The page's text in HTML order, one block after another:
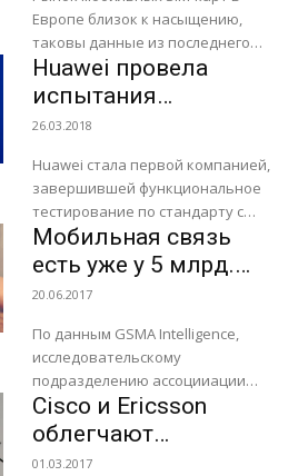
Европе близок к насыщению,
таковы данные из последнего
исследования, проведенного
агентством Dataxis. При этом
главным образом,...
Huawei провела
испытания
технологий 5G
26.03.2018
Huawei стала первой компанией,
завершившей функциональное
тестирование по стандарту c
неавтономной архитектурой
3GPP 5G NSA. Это ещё на один
шаг приближает отрасль к
внедрению...
Мобильная связь
есть уже у 5 млрд.
людей
20.06.2017
По данным GSMA Intelligence,
исследовательскому
подразделению ассоцииации
GSM операторов, количество
людей с мобильной связью
Cisco и Ericsson
облегчают
выполнение рабочих
01.03.2017